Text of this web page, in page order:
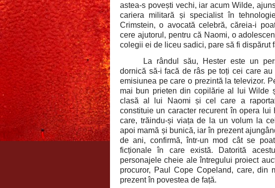
astea-s povești vechi, iar acum Wilde,
cariera militară și specialist în
Crimstein, o avocată celebră, căreia-i
cere ajutorul, pentru că Naomi, o
colegii ei de liceu sadici, pare să fi dispărut
La rândul său, Hester este un
dornică să-i facă de râs pe toți cei care
emisiunea pe care o prezintă la televizor.
mai bun prieten din copilărie al lui Wilde
clasă al lui Naomi și cel care a
constituie un caracter recurent în opera
care, trăindu-și viața de la un volum la
apoi mamă și bunică, iar în prezent
de ani, confirmă, într-un mod cât se
ficționale în care există. Datorită
personajele cheie ale întregului proiect
procuror, Paul Cope Copeland, care, din
prezent în povestea de față.